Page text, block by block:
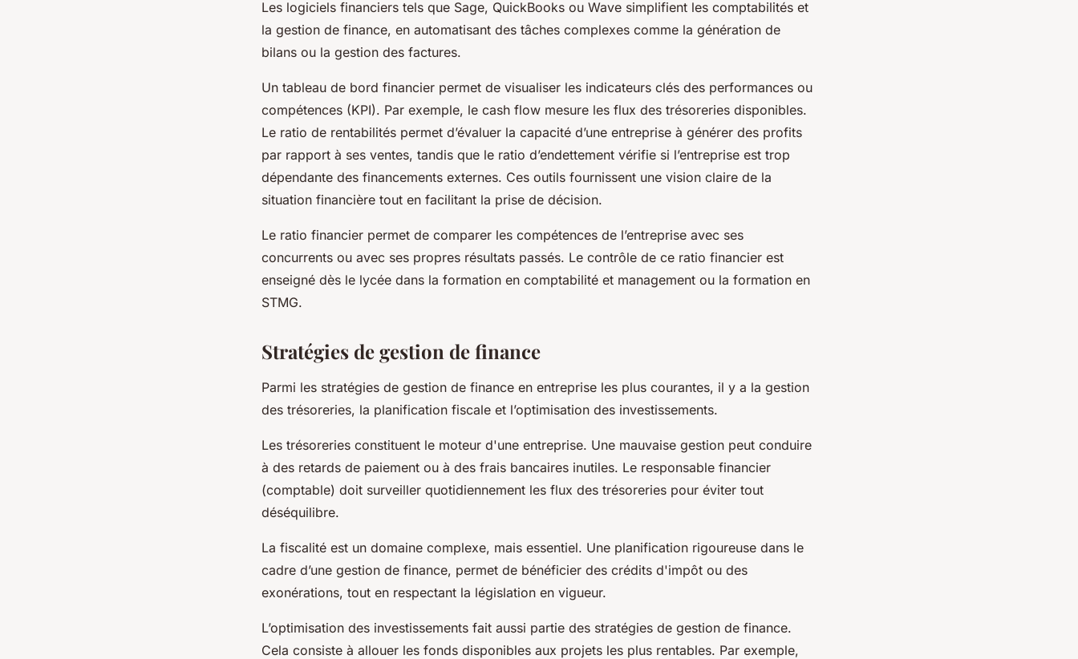
Les logiciels financiers tels que Sage, QuickBooks ou Wave simplifient les comptabilités et
la gestion de finance, en automatisant des tâches complexes comme la génération de
bilans ou la gestion des factures.
Un tableau de bord financier permet de visualiser les indicateurs clés des performances ou
compétences (KPI). Par exemple, le cash flow mesure les flux des trésoreries disponibles.
Le ratio de rentabilités permet d’évaluer la capacité d’une entreprise à générer des profits
par rapport à ses ventes, tandis que le ratio d’endettement vérifie si l’entreprise est trop
dépendante des financements externes. Ces outils fournissent une vision claire de la
situation financière tout en facilitant la prise de décision.
Le ratio financier permet de comparer les compétences de l’entreprise avec ses
concurrents ou avec ses propres résultats passés. Le contrôle de ce ratio financier est
enseigné dès le lycée dans la formation en comptabilité et management ou la formation en
STMG.
Stratégies de gestion de finance
Parmi les stratégies de gestion de finance en entreprise les plus courantes, il y a la gestion
des trésoreries, la planification fiscale et l’optimisation des investissements.
Les trésoreries constituent le moteur d'une entreprise. Une mauvaise gestion peut conduire
à des retards de paiement ou à des frais bancaires inutiles. Le responsable financier
(comptable) doit surveiller quotidiennement les flux des trésoreries pour éviter tout
déséquilibre.
La fiscalité est un domaine complexe, mais essentiel. Une planification rigoureuse dans le
cadre d’une gestion de finance, permet de bénéficier des crédits d'impôt ou des
exonérations, tout en respectant la législation en vigueur.
L’optimisation des investissements fait aussi partie des stratégies de gestion de finance.
Cela consiste à allouer les fonds disponibles aux projets les plus rentables. Par exemple,